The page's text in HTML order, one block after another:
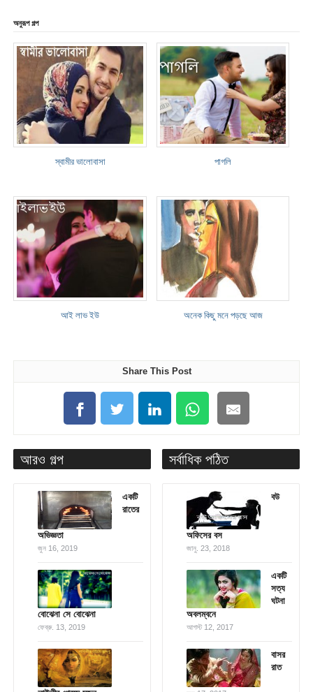
অনুরূপ গল্প
স্বামীর ভালোবাসা পাগলি
আই লাভ ইউ অনেক কিছু মনে পড়ছে আজ
Share This Post
আরও গল্প
একটি
রাতের
অভিজ্ঞতা
জুন 16, 2019
বোঝেনা সে বোঝেনা
ফেব্রু. 13, 2019
সর্বাধিক পঠিত
বউ
অফিসের বস
জানু. 23, 2018
একটি
সত্য
ঘটনা
অবলম্বনে
আগস্ট 12, 2017
বাসর
রাত